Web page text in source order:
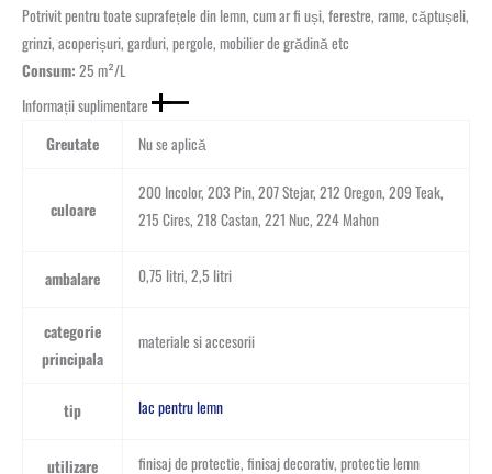
Potrivit pentru toate suprafețele din lemn, cum ar fi uși, ferestre, rame, căptușeli,
grinzi, acoperișuri, garduri, pergole, mobilier de grădină etc
Consum: 25 m²/L
Informații suplimentare
Greutate
Nu se aplică
culoare
200 Incolor, 203 Pin, 207 Stejar, 212 Oregon, 209 Teak,
215 Cires, 218 Castan, 221 Nuc, 224 Mahon
ambalare 0,75 litri, 2,5 litri
categorie
principala
materiale si accesorii
tip lac pentru lemn
utilizare finisaj de protectie, finisaj decorativ, protectie lemn